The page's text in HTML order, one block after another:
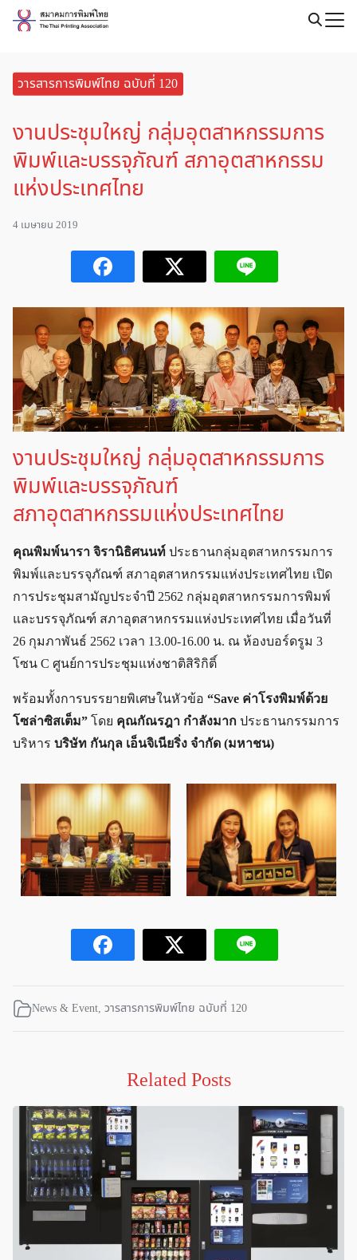
Skip
วารสารการพิมพ์ไทย ฉบับที่ 120
งานประชุมใหญ่ กลุ่มอุตสาหกรรมการ
พิมพ์และบรรจุภัณฑ์ สภาอุตสาหกรรม
แห่งประเทศไทย
4 เมษายน 2019
งานประชุมใหญ่ กลุ่มอุตสาหกรรมการ
พิมพ์และบรรจุภัณฑ์
สภาอุตสาหกรรมแห่งประเทศไทย
คุณพิมพ์นารา จิรานิธิศนนท์ ประธานกลุ่มอุตสาหกรรมการ
พิมพ์และบรรจุภัณฑ์ สภาอุตสาหกรรมแห่งประเทศไทย เปิด
การประชุมสามัญประจำปี 2562 กลุ่มอุตสาหกรรมการพิมพ์
และบรรจุภัณฑ์ สภาอุตสาหกรรมแห่งประเทศไทย เมื่อวันที่
26 กุมภาพันธ์ 2562 เวลา 13.00-16.00 น. ณ ห้องบอร์ดรูม 3
โซน C ศูนย์การประชุมแห่งชาติสิริกิติ์
พร้อมทั้งการบรรยายพิเศษในหัวข้อ “Save ค่าโรงพิมพ์ด้วย
โซล่าซิสเต็ม” โดย คุณกัณรฎา กำลังมาก ประธานกรรมการ
บริหาร บริษัท กันกุล เอ็นจิเนียริ่ง จำกัด (มหาชน)
News & Event, วารสารการพิมพ์ไทย ฉบับที่ 120
Related Posts